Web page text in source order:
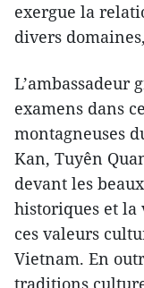
exergue la
divers
L’ambassadeur
examens dans
montagneuses
Kan, Tuyên
devant les
historiques et la
ces valeurs
Vietnam. En
traditions